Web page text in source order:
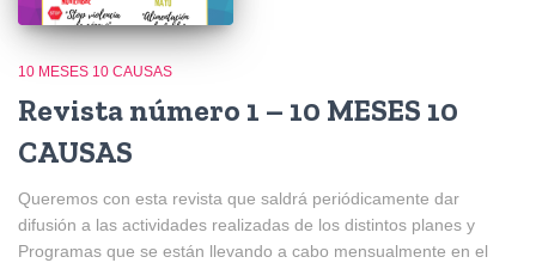
10 MESES 10 CAUSAS
Revista número 1 – 10 MESES 10
CAUSAS
Queremos con esta revista que saldrá periódicamente dar
difusión a las actividades realizadas de los distintos planes y
Programas que se están llevando a cabo mensualmente en el